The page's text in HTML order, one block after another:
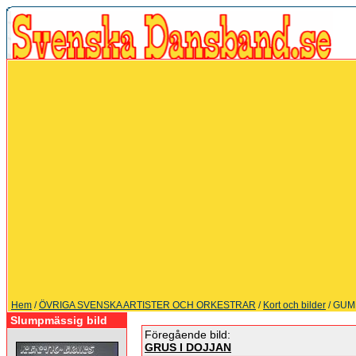
Hem /ÖVRIGA SVENSKA ARTISTER OCH ORKESTRAR / Kort och bilder /
Slumpmässig bild
Föregående bild:
GRUS I DOJJAN